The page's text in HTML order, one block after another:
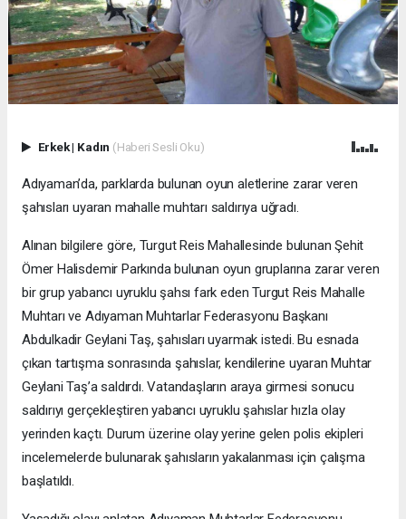
Erkek| Kadın (Haberi Sesli Oku)
Adıyaman’da, parklarda bulunan oyun aletlerine zarar veren
şahısları uyaran mahalle muhtarı saldırıya uğradı.
Alınan bilgilere göre, Turgut Reis Mahallesinde bulunan Şehit
Ömer Halisdemir Parkında bulunan oyun gruplarına zarar veren
bir grup yabancı uyruklu şahsı fark eden Turgut Reis Mahalle
Muhtarı ve Adıyaman Muhtarlar Federasyonu Başkanı
Abdulkadir Geylani Taş, şahısları uyarmak istedi. Bu esnada
çıkan tartışma sonrasında şahıslar, kendilerine uyaran Muhtar
Geylani Taş’a saldırdı. Vatandaşların araya girmesi sonucu
saldırıyı gerçekleştiren yabancı uyruklu şahıslar hızla olay
yerinden kaçtı. Durum üzerine olay yerine gelen polis ekipleri
incelemelerde bulunarak şahısların yakalanması için çalışma
başlatıldı.